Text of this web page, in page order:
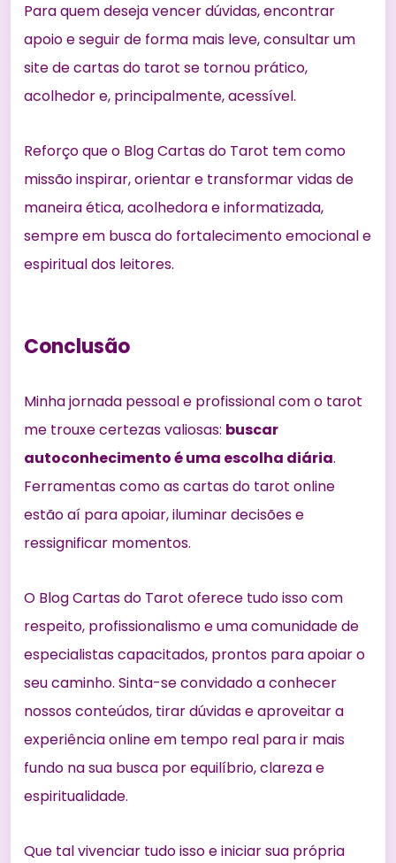
Para quem deseja vencer dúvidas, encontrar
apoio e seguir de forma mais leve, consultar um
site de cartas do tarot se tornou prático,
acolhedor e, principalmente, acessível.
Reforço que o Blog Cartas do Tarot tem como
missão inspirar, orientar e transformar vidas de
maneira ética, acolhedora e informatizada,
sempre em busca do fortalecimento emocional e
espiritual dos leitores.
Conclusão
Minha jornada pessoal e profissional com o tarot
me trouxe certezas valiosas: buscar
autoconhecimento é uma escolha diária.
Ferramentas como as cartas do tarot online
estão aí para apoiar, iluminar decisões e
ressignificar momentos.
O Blog Cartas do Tarot oferece tudo isso com
respeito, profissionalismo e uma comunidade de
especialistas capacitados, prontos para apoiar o
seu caminho. Sinta-se convidado a conhecer
nossos conteúdos, tirar dúvidas e aproveitar a
experiência online em tempo real para ir mais
fundo na sua busca por equilíbrio, clareza e
espiritualidade.
Que tal vivenciar tudo isso e iniciar sua própria